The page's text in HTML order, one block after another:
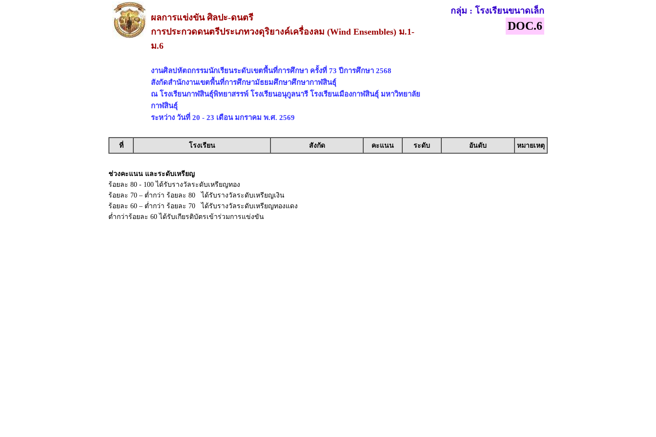
ผลการแข่งขัน ศิลปะ-ดนตรี
การประกวดดนตรีประเภทวงดุริยางค์เครื่องลม (Wind Ensembles) ม.1-
ม.6
งานศิลปหัตถกรรมนักเรียนระดับเขตพื้นที่การศึกษา ครั้งที่ 73 ปีการศึกษา 2568
สังกัดสำนักงานเขตพื้นที่การศึกษามัธยมศึกษาศึกษากาฬสินธุ์
ณ โรงเรียนกาฬสินธุ์พิทยาสรรพ์ โรงเรียนอนุกูลนารี โรงเรียนเมืองกาฬสินธุ์ มหาวิทยาลัย
กาฬสินธุ์
ระหว่าง วันที่ 20 - 23 เดือน มกราคม พ.ศ. 2569
กลุ่ม : โรงเรียนขนาดเล็ก
DOC.6
ที่ โรงเรียน สังกัด คะแนน ระดับ อันดับ หมายเหตุ
ช่วงคะแนน และระดับเหรียญ
ร้อยละ 80 - 100 ได้รับรางวัลระดับเหรียญทอง
ร้อยละ 70 – ต่ำกว่า ร้อยละ 80 ได้รับรางวัลระดับเหรียญเงิน
ร้อยละ 60 – ต่ำกว่า ร้อยละ 70 ได้รับรางวัลระดับเหรียญทองแดง
ต่ำกว่าร้อยละ 60 ได้รับเกียรติบัตรเข้าร่วมการแข่งขัน